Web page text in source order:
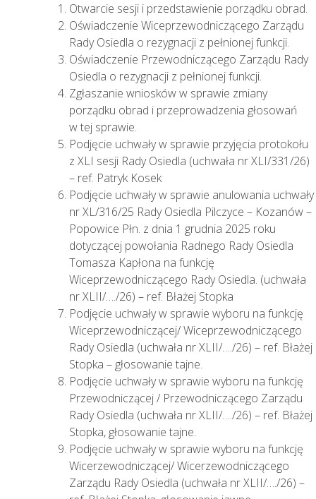
Otwarcie sesji i przedstawienie porządku obrad.
Oświadczenie Wiceprzewodniczącego Zarządu
Rady Osiedla o rezygnacji z pełnionej funkcji.
Oświadczenie Przewodniczącego Zarządu Rady
Osiedla o rezygnacji z pełnionej funkcji.
Zgłaszanie wniosków w sprawie zmiany
porządku obrad i przeprowadzenia głosowań
w tej sprawie.
Podjęcie uchwały w sprawie przyjęcia protokołu
z XLI sesji Rady Osiedla (uchwała nr XLI/331/26)
– ref. Patryk Kosek
Podjęcie uchwały w sprawie anulowania uchwały
nr XL/316/25 Rady Osiedla Pilczyce – Kozanów –
Popowice Płn. z dnia 1 grudnia 2025 roku
dotyczącej powołania Radnego Rady Osiedla
Tomasza Kapłona na funkcję
Wiceprzewodniczącego Rady Osiedla. (uchwała
nr XLII/…./26) – ref. Błażej Stopka
Podjęcie uchwały w sprawie wyboru na funkcję
Wiceprzewodniczącej/ Wiceprzewodniczącego
Rady Osiedla (uchwała nr XLII/…./26) – ref. Błażej
Stopka – głosowanie tajne.
Podjęcie uchwały w sprawie wyboru na funkcję
Przewodniczącej / Przewodniczącego Zarządu
Rady Osiedla (uchwała nr XLII/…./26) – ref. Błażej
Stopka, głosowanie tajne.
Podjęcie uchwały w sprawie wyboru na funkcję
Wicerzewodniczącej/ Wicerzewodniczącego
Zarządu Rady Osiedla (uchwała nr XLII/…./26) –